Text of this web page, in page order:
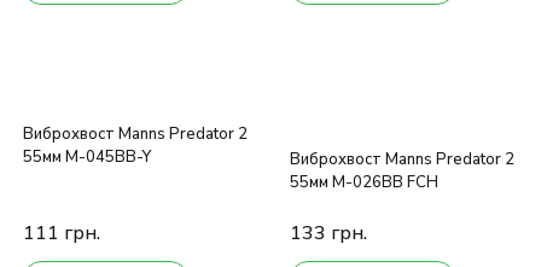
Виброхвост Manns Predator 2
55мм M-045BB-Y
111 грн.
Виброхвост Manns Predator 2
55мм M-026BB FCH
133 грн.